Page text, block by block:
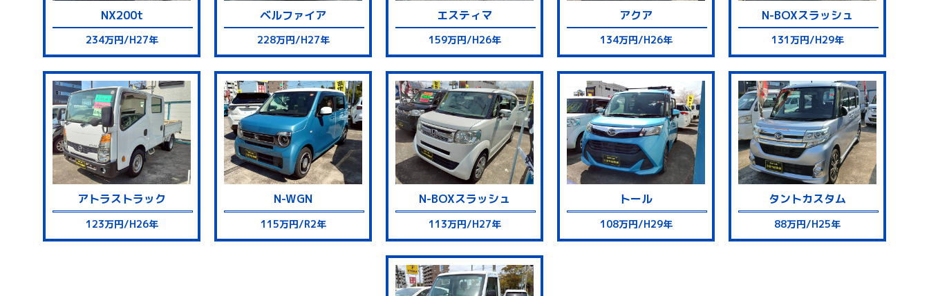
NX200t
234万円/H27年
ベルファイア
228万円/H27年
エスティマ
159万円/H26年
アクア
134万円/H26年
N-BOXスラッシュ
131万円/H29年
アトラストラック
123万円/H26年
N-WGN
115万円/R2年
N-BOXスラッシュ
113万円/H27年
トール
108万円/H29年
タントカスタム
88万円/H25年